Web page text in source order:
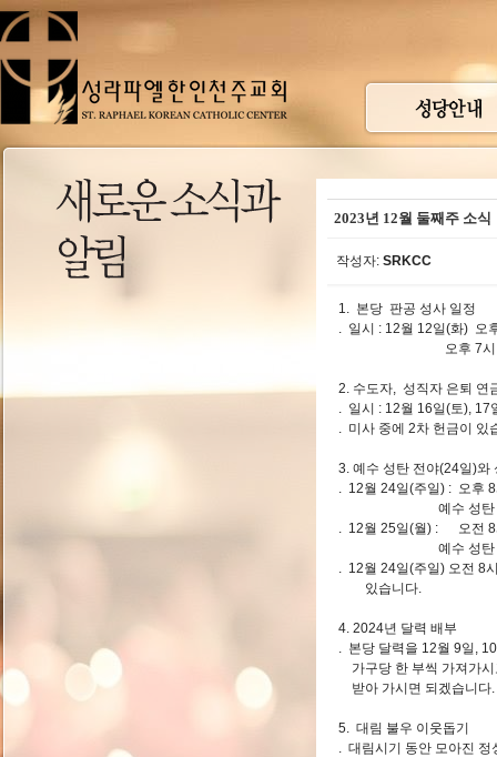
2023년 12월 둘째주 소식
작성자: SRKCC
1. 본당 판공 성사 일정
. 일시 : 12월 12일(화) 오
오후 7시 15분
2. 수도자, 성직자 은퇴 연
. 일시 : 12월 16일(토),
. 미사 중에 2차 헌금이 있
3. 예수 성탄 전야(24일)와
. 12월 24일(주일) :
예수 성탄 대
. 12월 25일(월) : 오전 8
예수 성탄 대축
. 12월 24일(주일) 오전 8
있습니다.
4. 2024년 달력 배부
. 본당 달력을 12월 9일,
가구당 한 부씩 가져가
받아 가시면 되겠습니다.
5. 대림 불우 이웃돕기
. 대림시기 동안 모아진 정